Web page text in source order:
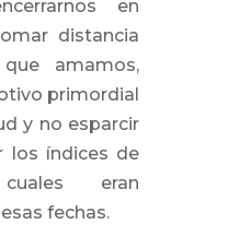
en
distancia
amamos,
primordial
y no esparcir
los índices de
eran
fechas.